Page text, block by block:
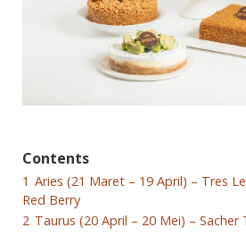
Contents
1 Aries (21 Maret – 19 April) – Tres
Red Berry
2 Taurus (20 April – 20 Mei) – Sacher